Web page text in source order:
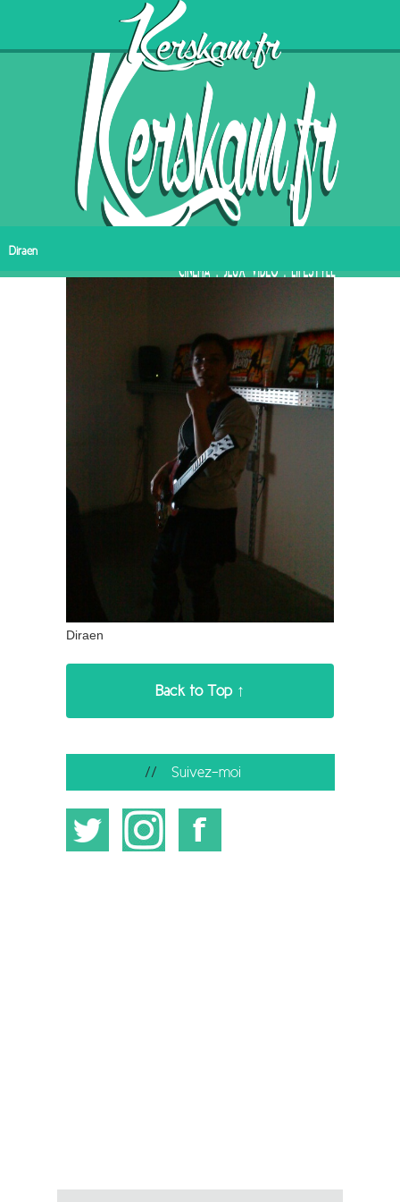
Diraen
Diraen
Back to Top ↑
Suivez-moi